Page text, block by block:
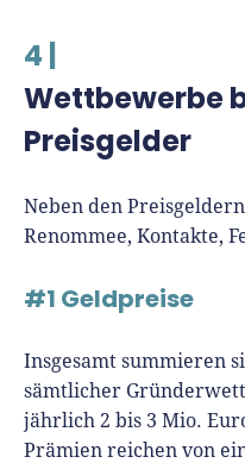
4 |
Wettbewerbe
Preisgelder
Neben den
Renommee, Kontakte,
#1 Geldpreise
Insgesamt summieren
sämtlicher
jährlich 2 bis 3 Mio.
Prämien reichen von